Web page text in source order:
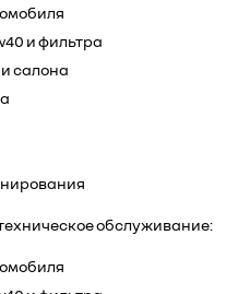
и фильтра
салона
обслуживание: